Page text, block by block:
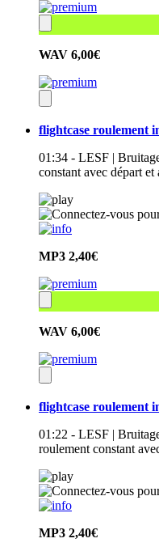
WAV 6,00€
flightcase roulement
01:34 - LESF |
constant avec départ
MP3 2,40€
WAV 6,00€
flightcase roulement
01:22 - LESF |
roulement constant
MP3 2,40€